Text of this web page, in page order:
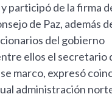
participó de la firma
de Paz, además
del gobierno
ellos el secretario
marco, expresó
administración